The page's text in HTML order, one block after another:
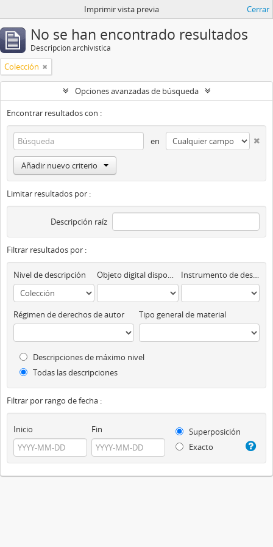
Imprimir vista previa Cerrar
No se han encontrado resultados
Descripción archivística
Colección
Opciones avanzadas de búsqueda
Encontrar resultados con :
en
Añadir nuevo criterio
Limitar resultados por :
Descripción raíz
Filtrar resultados por :
Nivel de descripción Objeto digital disponibles Instrumento de descripción
Régimen de derechos de autor Tipo general de material
Descripciones de máximo nivel
Todas las descripciones
Filtrar por rango de fecha :
Inicio Fin
Superposición
Exacto